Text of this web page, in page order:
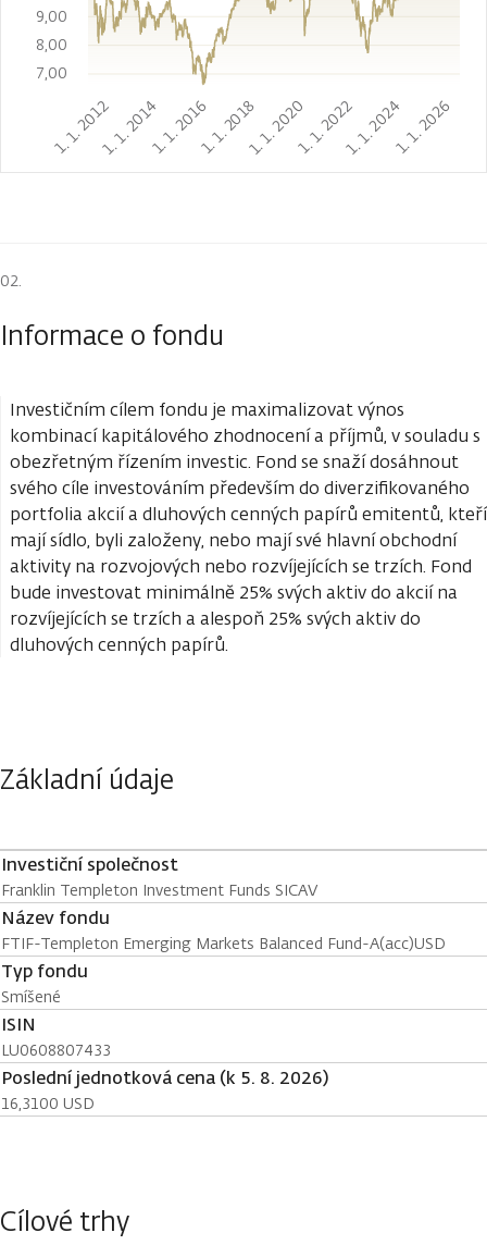
1. 1. 20121. 1. 20141. 1. 20161. 1. 20181. 1. 20201. 1. 20221. 1. 20241. 1. 2026
7,00
8,00
9,00
Informace o fondu
Investičním cílem fondu je maximalizovat výnos
kombinací kapitálového zhodnocení a příjmů, v souladu s
obezřetným řízením investic. Fond se snaží dosáhnout
svého cíle investováním především do diverzifikovaného
portfolia akcií a dluhových cenných papírů emitentů, kteří
mají sídlo, byli založeny, nebo mají své hlavní obchodní
aktivity na rozvojových nebo rozvíjejících se trzích. Fond
bude investovat minimálně 25% svých aktiv do akcií na
rozvíjejících se trzích a alespoň 25% svých aktiv do
dluhových cenných papírů.
Základní údaje
Investiční společnost
Franklin Templeton Investment Funds SICAV
Název fondu
FTIF-Templeton Emerging Markets Balanced Fund-A(acc)USD
Typ fondu
Smíšené
ISIN
LU0608807433
Poslední jednotková cena (k 5. 8. 2026)
16,3100 USD
Cílové trhy